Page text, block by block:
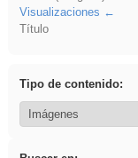
Visualizaciones
Título
Tipo de contenido: